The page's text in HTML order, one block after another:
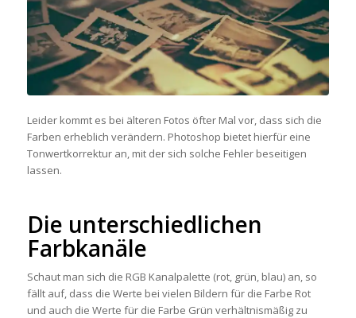
Leider kommt es bei älteren Fotos öfter Mal vor, dass sich die
Farben erheblich verändern. Photoshop bietet hierfür eine
Tonwertkorrektur an, mit der sich solche Fehler beseitigen
lassen.
Die unterschiedlichen
Farbkanäle
Schaut man sich die RGB Kanalpalette (rot, grün, blau) an, so
fällt auf, dass die Werte bei vielen Bildern für die Farbe Rot
und auch die Werte für die Farbe Grün verhältnismäßig zu